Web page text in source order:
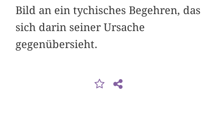
Bild an ein tychisches Begehren, das
sich darin seiner Ursache
gegenübersieht.